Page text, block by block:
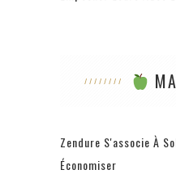
Zendure S'associe À
Économiser